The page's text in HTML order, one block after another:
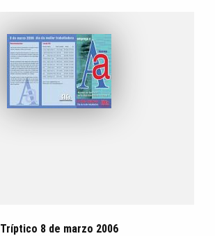
Tríptico 8 de marzo 2006